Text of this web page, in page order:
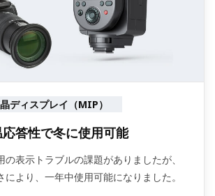
ディスプレイ（MIP）
答性で冬に使用可能
表示トラブルの課題がありましたが、
より、一年中使用可能になりました。